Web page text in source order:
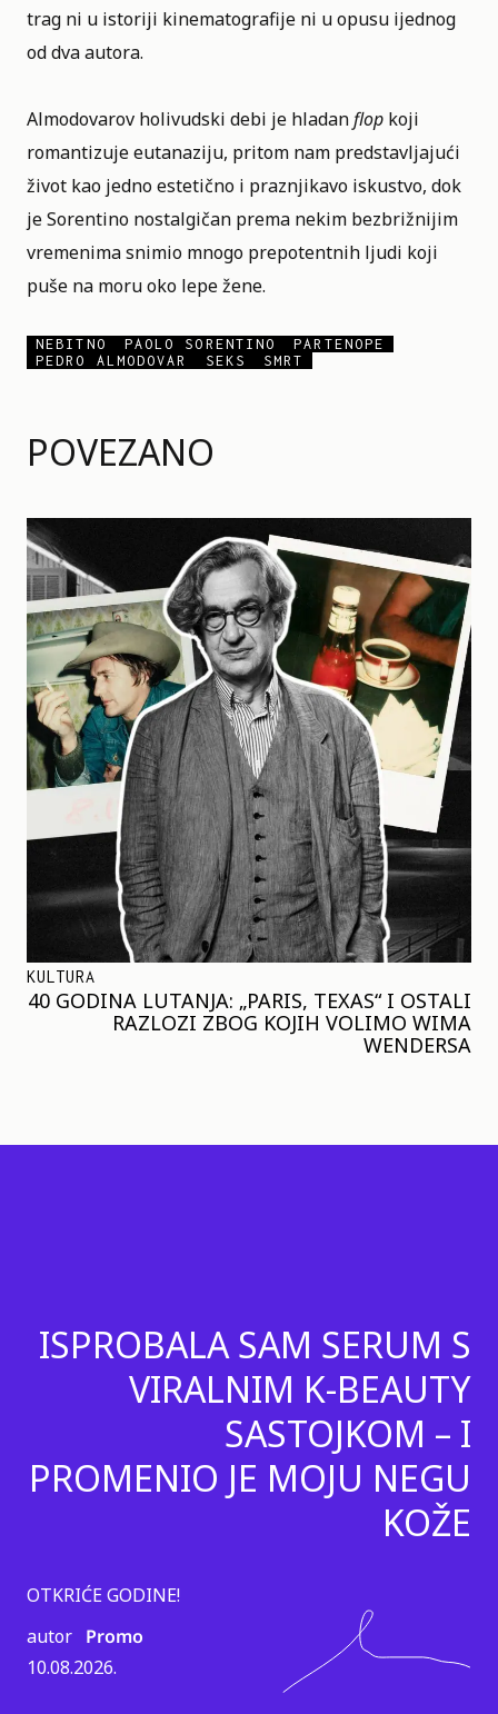
POVEZANO
KULTURA
40 GODINA LUTANJA: „PARIS, TEXAS“ I OSTALI
RAZLOZI ZBOG KOJIH VOLIMO WIMA
WENDERSA
trag ni u istoriji kinematografije ni u opusu ijednog
od dva autora.
Almodovarov holivudski debi je hladanflop koji
romantizuje eutanaziju, pritom nam predstavljajući
život kao jedno estetično i praznjikavo iskustvo, dok
je Sorentino nostalgičan prema nekim bezbrižnijim
vremenima snimio mnogo prepotentnih ljudi koji
puše na moru oko lepe žene.
NEBITNO PAOLO SORENTINO
PARTENOPE
PEDRO ALMODOVAR
SEKS SMRT
ISPROBALA SAM SERUM S
VIRALNIM K-BEAUTY
SASTOJKOM – I
PROMENIO JE MOJU NEGU
KOŽE
OTKRIĆE GODINE!
autor Promo
10.08.2026.